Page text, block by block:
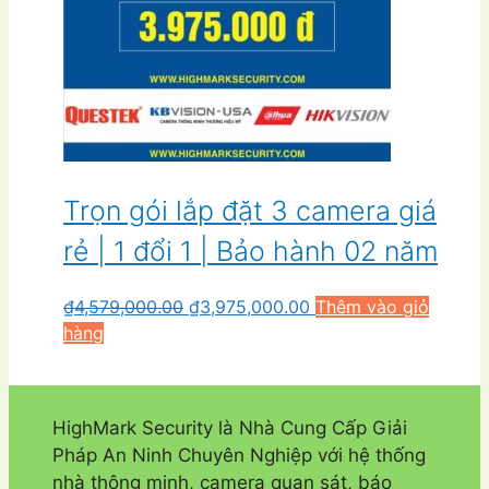
Trọn gói lắp đặt 3 camera giá
rẻ | 1 đổi 1 | Bảo hành 02 năm
₫4,579,000.00 Giá
₫4,579,000.00.
₫3,975,000.00 Giá
là:
Thêm vào giỏ
hàng
HighMark Security là Nhà Cung Cấp Giải
Pháp An Ninh Chuyên Nghiệp với hệ thống
nhà thông minh, camera quan sát, báo